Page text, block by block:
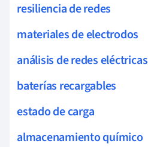
resiliencia de redes
materiales de electrodos
análisis de redes eléctricas
baterías recargables
estado de carga
almacenamiento químico